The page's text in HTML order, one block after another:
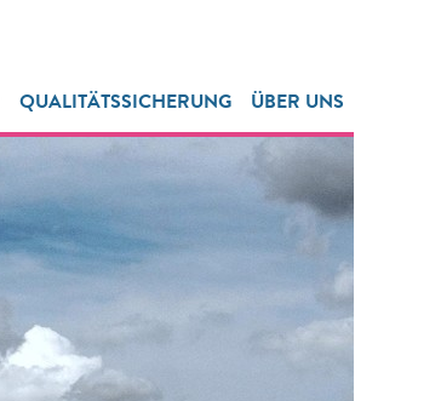
QUALITÄTSSICHERUNG ÜBER UNS